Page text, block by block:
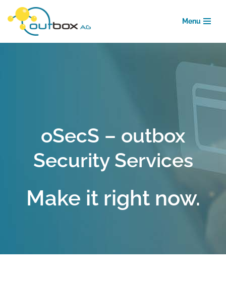
Zum
Menu
oSecS – outbox
Security Services
Make it right now.